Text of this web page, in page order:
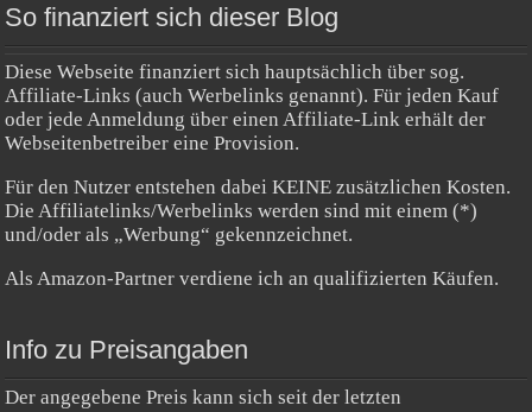
So finanziert sich dieser Blog
Diese Webseite finanziert sich hauptsächlich über sog.
Affiliate-Links (auch Werbelinks genannt). Für jeden Kauf
oder jede Anmeldung über einen Affiliate-Link erhält der
Webseitenbetreiber eine Provision.
Für den Nutzer entstehen dabei KEINE zusätzlichen Kosten.
Die Affiliatelinks/Werbelinks werden sind mit einem (*)
und/oder als „Werbung“ gekennzeichnet.
Als Amazon-Partner verdiene ich an qualifizierten Käufen.
Info zu Preisangaben
Der angegebene Preis kann sich seit der letzten